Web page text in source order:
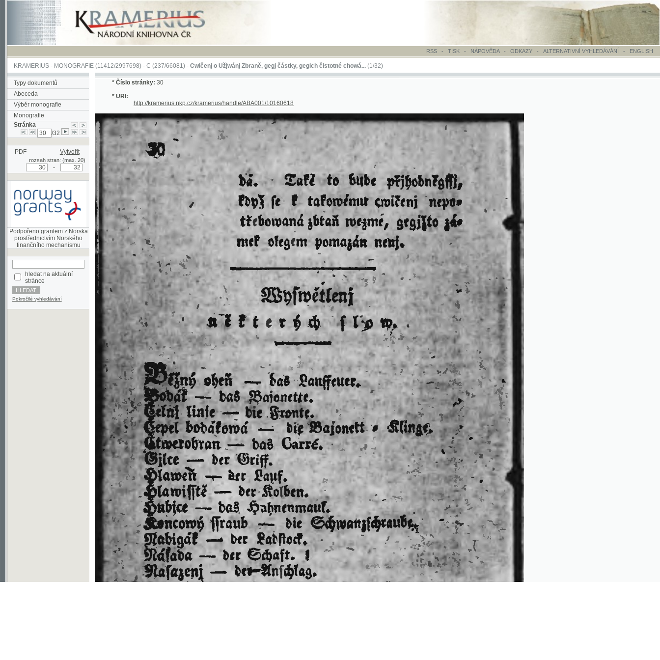
RSS - TISK-NÁPOVĚDA - ODKAZY - ALTERNATIVNÍ VYHLEDÁVÁNÍ- ENGLISH
KRAMERIUS-MONOGRAFIE(11412/2997698) -C (237/66081)-Cwičenj o Užjwánj Zbraně, gegj částky, gegich čistotné chowá...(1/32)
Typy dokumentů
Abeceda
Výběr monografie
Monografie
Stránka
/32
PDF Vytvořit
rozsah stran: (max. 20)
Podpořeno grantem z Norska
prostřednictvím Norského
hledat na aktuální
stránce
Pokročilé vyhledávání
©2003-2010
http://kramerius.nkp.cz/kramerius/handle/ABA001/10160618
Soubor ke stažení ve formátu djvu